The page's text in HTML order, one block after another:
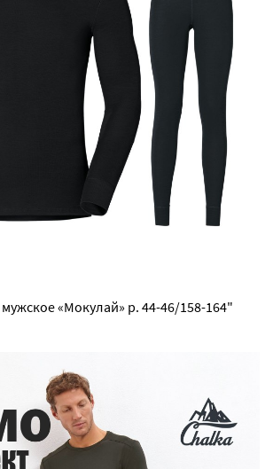
«Мокулай» р. 44-46/158-164"